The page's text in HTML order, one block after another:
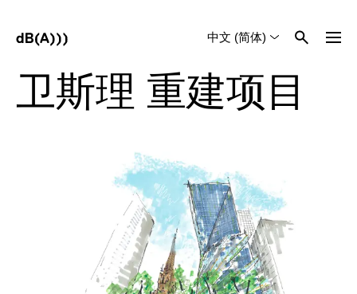
中文 (简体)
卫斯理 重建项目